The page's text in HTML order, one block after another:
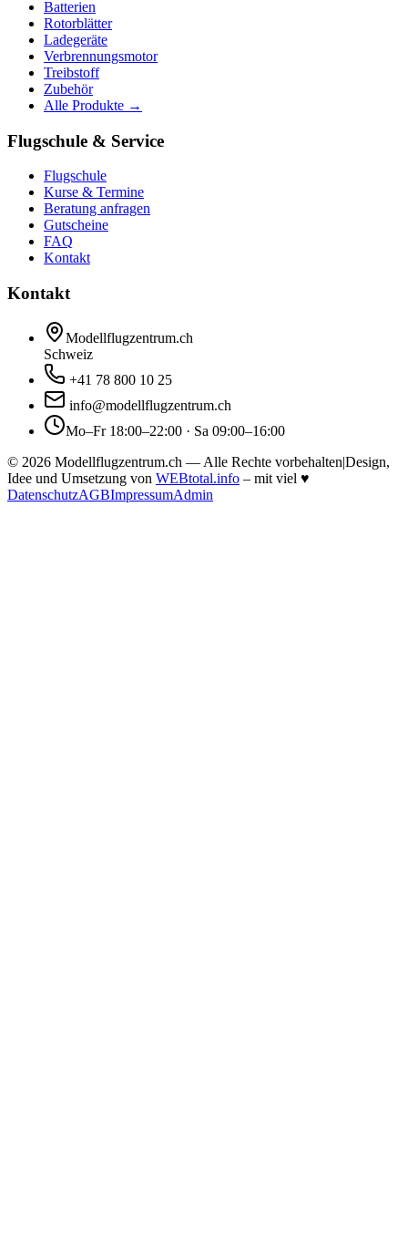
Batterien
Rotorblätter
Ladegeräte
Verbrennungsmotor
Treibstoff
Zubehör
Alle Produkte →
Flugschule & Service
Flugschule
Kurse & Termine
Beratung anfragen
Gutscheine
FAQ
Kontakt
Kontakt
Modellflugzentrum.ch
Schweiz
+41 78 800 10 25
info@modellflugzentrum.ch
Mo–Fr 18:00–22:00 · Sa 09:00–16:00
© 2026 Modellflugzentrum.ch — Alle Rechte vorbehalten|Design,
Idee und Umsetzung von WEBtotal.info – mit viel ♥
DatenschutzAGBImpressumAdmin